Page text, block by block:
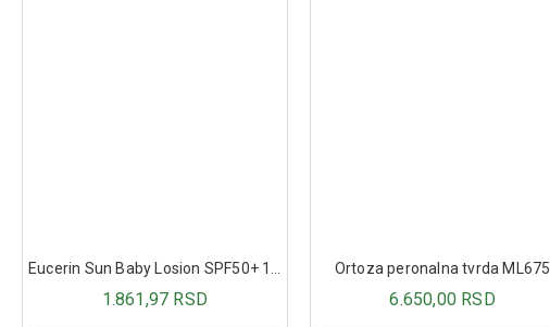
1.861,97 RSD
Ortoza peronalna tvrda ML675
6.650,00 RSD